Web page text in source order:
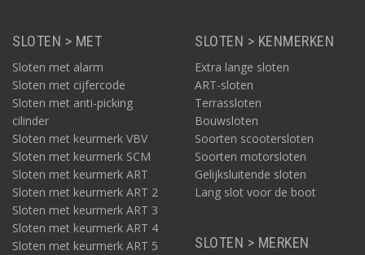
SLOTEN > MET
Sloten met alarm
Sloten met cijfercode
Sloten met anti-picking
cilinder
Sloten met keurmerk VBV
Sloten met keurmerk SCM
Sloten met keurmerk ART
Sloten met keurmerk ART 2
Sloten met keurmerk ART 3
Sloten met keurmerk ART 4
Sloten met keurmerk ART 5
SLOTEN > KENMERKEN
Extra lange sloten
ART-sloten
Terrassloten
Bouwsloten
Soorten scootersloten
Soorten motorsloten
Gelijksluitende sloten
Lang slot voor de boot
SLOTEN > MERKEN